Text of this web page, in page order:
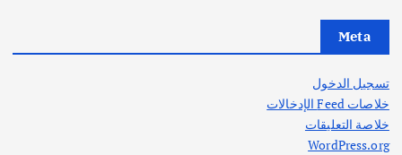
Meta
تسجيل الدخول
خلاصات Feed الإدخالات
خلاصة التعليقات
WordPress.org